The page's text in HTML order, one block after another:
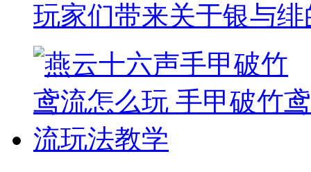
玩家们带来关于银与